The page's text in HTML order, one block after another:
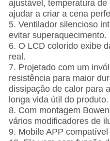
ajustável, temperatura
ajudar a criar a cena
5. Ventilador silencioso
evitar superaquecimento.
6. O LCD colorido exibe
real.
7. Projetado com um
resistência para maior
dissipação de calor para
longa vida útil do produto.
8. Com montagem
vários modificadores de
9. Mobile APP